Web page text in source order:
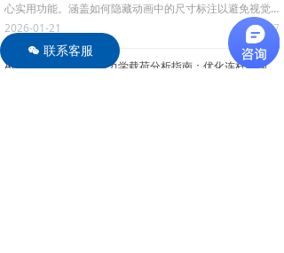
心实用功能。涵盖如何隐藏动画中的尺寸标注以避免视觉
干扰、使用包络线显示机构的完整运动范围，以及进行交
互式动力学参数分析。同时，文中还阐述了其内置计算器
与求解器等工具，帮助工程师完成设计验证与复杂计算，
넶 587
2026-01-21
Analytix公差分析与静力学载荷分析指南：优化连杆机构设计与验证
너 联系客服